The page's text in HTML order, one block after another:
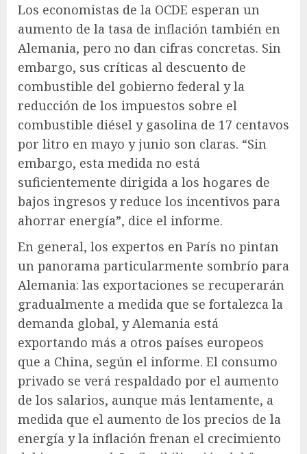
Los economistas de la OCDE esperan un
aumento de la tasa de inflación también en
Alemania, pero no dan cifras concretas. Sin
embargo, sus críticas al descuento de
combustible del gobierno federal y la
reducción de los impuestos sobre el
combustible diésel y gasolina de 17 centavos
por litro en mayo y junio son claras. “Sin
embargo, esta medida no está
suficientemente dirigida a los hogares de
bajos ingresos y reduce los incentivos para
ahorrar energía”, dice el informe.
En general, los expertos en París no pintan
un panorama particularmente sombrío para
Alemania: las exportaciones se recuperarán
gradualmente a medida que se fortalezca la
demanda global, y Alemania está
exportando más a otros países europeos
que a China, según el informe. El consumo
privado se verá respaldado por el aumento
de los salarios, aunque más lentamente, a
medida que el aumento de los precios de la
energía y la inflación frenan el crecimiento